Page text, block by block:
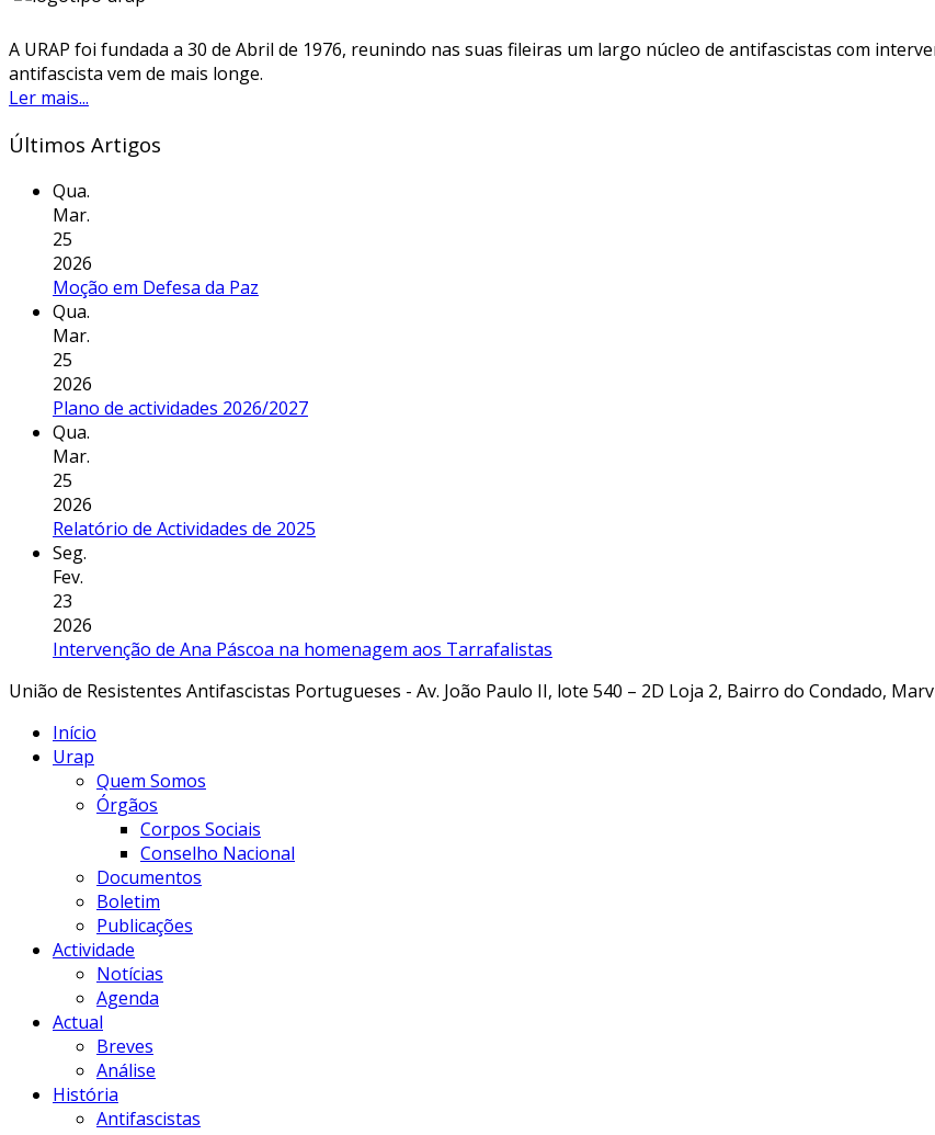
A URAP foi fundada a 30 de Abril de 1976, reunindo nas suas fileiras um largo núcleo de antifascistas com
antifascista vem de mais longe.
Ler mais...
Últimos Artigos
Qua.
Mar.
25
2026
Moção em Defesa da Paz
Qua.
Mar.
25
2026
Plano de actividades 2026/2027
Qua.
Mar.
25
2026
Relatório de Actividades de 2025
Seg.
Fev.
23
2026
Intervenção de Ana Páscoa na homenagem aos Tarrafalistas
União de Resistentes Antifascistas Portugueses - Av. João Paulo II, lote 540 – 2D Loja 2, Bairro do Condado,
Início
Urap
Quem Somos
Órgãos
Corpos Sociais
Conselho Nacional
Documentos
Boletim
Publicações
Actividade
Notícias
Agenda
Actual
Breves
Análise
História
Antifascistas